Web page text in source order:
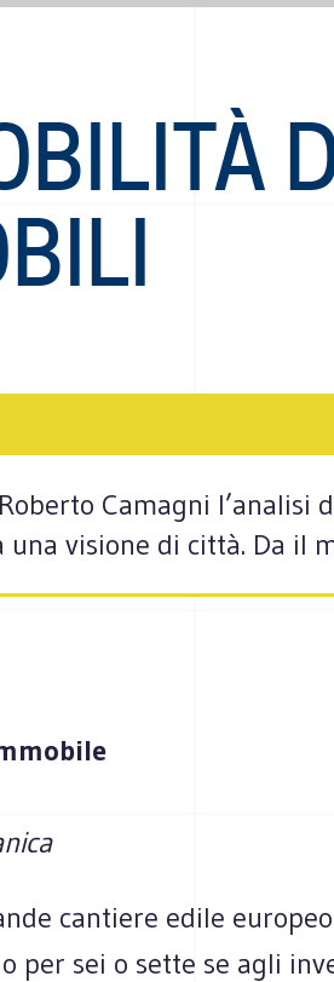
Camagni l’analisi
una visione di città. Da il
cantiere edile
per sei o sette se agli